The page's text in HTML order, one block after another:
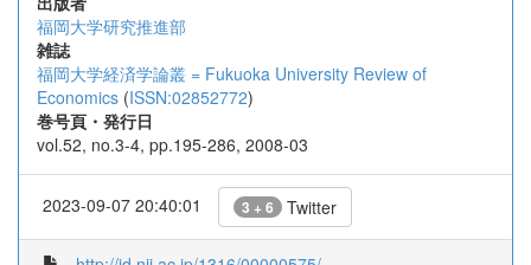
福岡大学研究推進部
雑誌
福岡大学経済学論叢 = Fukuoka University Review of
Economics (ISSN:02852772)
巻号頁・発行日
vol.52, no.3-4, pp.195-286, 2008-03
2023-09-07 20:40:01 3 + 6 Twitter